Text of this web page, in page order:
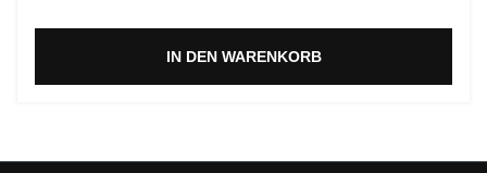
IN DEN WARENKORB